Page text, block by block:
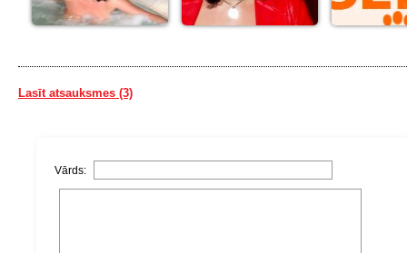
Lasīt atsauksmes (3)
Vārds: